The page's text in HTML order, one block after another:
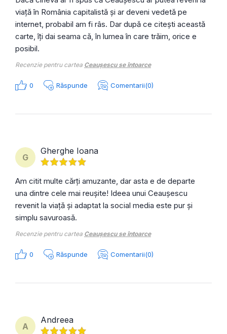
viață în România capitalistă și ar deveni vedetă pe
internet, probabil am fi râs. Dar după ce citești această
carte, îți dai seama că, în lumea în care trăim, orice e
posibil.
Recenzie pentru cartea Ceaușescu se întoarce
0 Răspunde Comentarii(0)
G
Gherghe Ioana
Am citit multe cărți amuzante, dar asta e de departe
una dintre cele mai reușite! Ideea unui Ceaușescu
revenit la viață și adaptat la social media este pur și
simplu savuroasă.
Recenzie pentru cartea Ceaușescu se întoarce
0 Răspunde Comentarii(0)
A
Andreea